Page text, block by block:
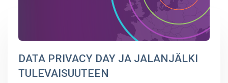
DATA PRIVACY DAY JA JALANJÄLKI
TULEVAISUUTEEN